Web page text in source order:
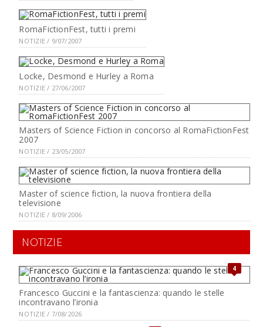
RomaFictionFest, tutti i premi
NOTIZIE / 9/07/2007
Locke, Desmond e Hurley a Roma
NOTIZIE / 27/06/2007
Masters of Science Fiction in concorso al RomaFictionFest
2007
NOTIZIE / 23/05/2007
Master of science fiction, la nuova frontiera della
televisione
NOTIZIE / 8/09/2006
NOTIZIE
4
Francesco Guccini e la fantascienza: quando le stelle
incontravano l’ironia
NOTIZIE / 7/08/2026